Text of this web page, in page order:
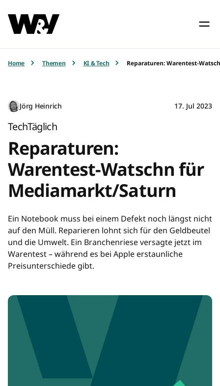
Home Themen KI & Tech Reparaturen: Warentest-
Jörg Heinrich 17. Jul 2023
TechTäglich
Reparaturen:
Warentest-Watschn für
Mediamarkt/Saturn
Ein Notebook muss bei einem Defekt noch längst nicht
auf den Müll. Reparieren lohnt sich für den Geldbeutel
und die Umwelt. Ein Branchenriese versagte jetzt im
Warentest – während es bei Apple erstaunliche
Preisunterschiede gibt.